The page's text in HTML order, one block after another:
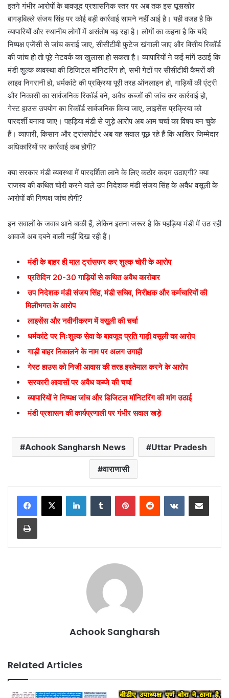
इतने गंभीर आरोपों के बावजूद प्रशासनिक स्तर पर अब तक इस घूसखोर
बागड़बिल्ले संजय सिंह पर कोई बड़ी कार्रवाई सामने नहीं आई है। यही वजह है कि
व्यापारियों और स्थानीय लोगों में असंतोष बढ़ रहा है। लोगों का कहना है कि यदि
निष्पक्ष एजेंसी से जांच कराई जाए, सीसीटीवी फुटेज खंगाली जाए और वित्तीय रिकॉर्ड
की जांच हो तो पूरे नेटवर्क का खुलासा हो सकता है। व्यापारियों ने कई मांगें उठाई कि
मंडी शुल्क व्यवस्था की डिजिटल मॉनिटरिंग हो, सभी गेटों पर सीसीटीवी कैमरों की
लाइव निगरानी हो, धर्मकांटे की प्रक्रिया पूरी तरह ऑनलाइन हो, गाड़ियों की एंट्री
और निकासी का सार्वजनिक रिकॉर्ड बने, अवैध कब्जों की जांच कर कार्रवाई हो,
गेस्ट हाउस उपयोग का रिकॉर्ड सार्वजनिक किया जाए, लाइसेंस प्रक्रिया को
पारदर्शी बनाया जाए। पहड़िया मंडी से जुड़े आरोप अब आम चर्चा का विषय बन चुके
हैं। व्यापारी, किसान और ट्रांसपोर्टर अब यह सवाल पूछ रहे हैं कि आखिर जिम्मेदार
अधिकारियों पर कार्रवाई कब होगी?
क्या सरकार मंडी व्यवस्था में पारदर्शिता लाने के लिए कठोर कदम उठाएगी? क्या
राजस्व की कथित चोरी करने वाले उप निदेशक मंडी संजय सिंह के अवैध वसूली के
आरोपों की निष्पक्ष जांच होगी?
इन सवालों के जवाब आने बाकी हैं, लेकिन इतना जरूर है कि पहड़िया मंडी में उठ रही
आवाजें अब दबने वाली नहीं दिख रही हैं।
मंडी के बाहर ही माल ट्रांसफर कर शुल्क चोरी के आरोप
प्रतिदिन 20-30 गाड़ियों से कथित अवैध कारोबार
उप निदेशक मंडी संजय सिंह, मंडी सचिव, निरीक्षक और कर्मचारियों की
मिलीभगत के आरोप
लाइसेंस और नवीनीकरण में वसूली की चर्चा
धर्मकांटे पर निःशुल्क सेवा के बावजूद प्रति गाड़ी वसूली का आरोप
गाड़ी बाहर निकालने के नाम पर अलग उगाही
गेस्ट हाउस को निजी आवास की तरह इस्तेमाल करने के आरोप
सरकारी आवासों पर अवैध कब्जे की चर्चा
व्यापारियों ने निष्पक्ष जांच और डिजिटल मॉनिटरिंग की मांग उठाई
मंडी प्रशासन की कार्यप्रणाली पर गंभीर सवाल खड़े
Achook Sangharsh News Uttar Pradesh
वाराणासी
LinkedInTumblr PinterestReddit VKontakteShare via Email
Print
Achook Sangharsh
Related Articles